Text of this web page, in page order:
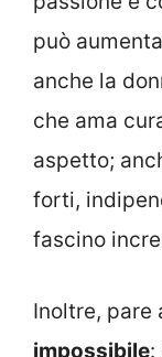
può
anche la
che ama
aspetto;
forti,
fascino
Inoltre, pare
impossibile: